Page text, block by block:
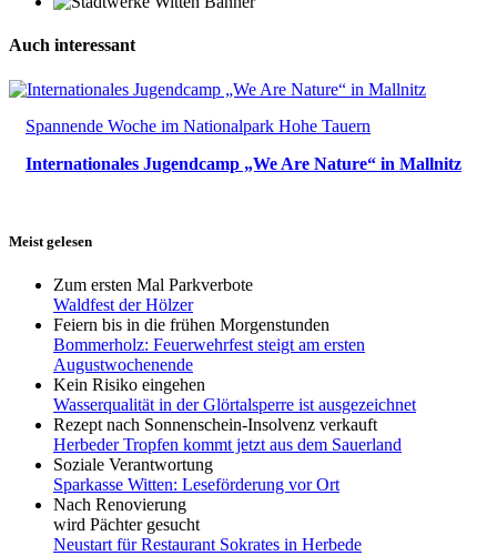
Auch interessant
Spannende Woche im Nationalpark Hohe Tauern
Internationales Jugendcamp „We Are Nature“ in Mallnitz
Meist gelesen
Zum ersten Mal Parkverbote
Waldfest der Hölzer
Feiern bis in die frühen Morgenstunden
Bommerholz: Feuerwehrfest steigt am ersten
Augustwochenende
Kein Risiko eingehen
Wasserqualität in der Glörtalsperre ist ausgezeichnet
Rezept nach Sonnenschein-Insolvenz verkauft
Herbeder Tropfen kommt jetzt aus dem Sauerland
Soziale Verantwortung
Sparkasse Witten: Leseförderung vor Ort
Nach Renovierung
wird Pächter gesucht
Neustart für Restaurant Sokrates in Herbede